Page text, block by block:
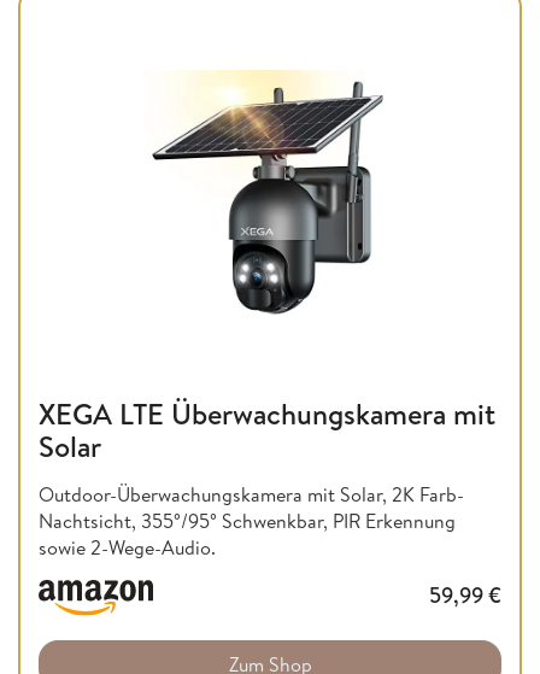
XEGA LTE Überwachungskamera mit
Solar
Outdoor-Überwachungskamera mit Solar, 2K Farb-
Nachtsicht, 355°/95° Schwenkbar, PIR Erkennung
sowie 2-Wege-Audio.
59,99€
Zum Shop